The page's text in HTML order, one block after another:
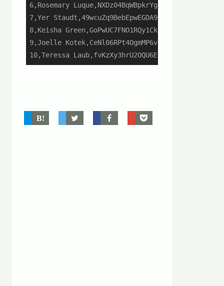
6,Rosemary Luque,NXDz04BqWBpkrYghaQDY
7,Yer Staudt,49wcuZq9BebEpwEGDA9f
8,Keisha Green,GoPwUC7FNO1RQy1CkLKP
9,Joelle Kotek,CeNl06RPt4OgmMP6v2ff
10,Teressa Laub,fvKzXy3hrU2OQU6EUCcH